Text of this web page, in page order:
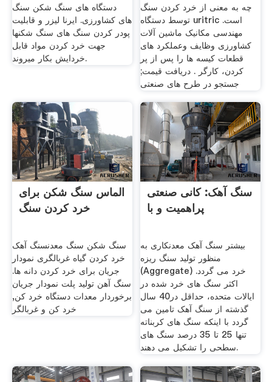
دستگاه های سنگ شکن سنگ
های کشاورزی. ایرنا لیزر و قابلیت
پودر کردن سنگ های سنگ شکنها
جهت خرد کردن مواد قابل
خردایش بکار میروند.
چه به معنی از خرد کردن سنگ
توسط دستگاه uritric است.
مهندسی مکانیک ماشین آلات
کشاورزی وظایف وعملکرد های
قطعات کيسه ها را پس از پر
کردن، کارگر . دریافت قیمت;
جستجو در طرح های صنعتی
الماس سنگ شکن برای
خرد کردن سنگ
سنگ شکن سنگ معدنسنگ آهک
خرد کردن گیاه غربالگری نمودار
جریان برای خرد کردن دانه ها.
سنگ آهن تولید پلت نمودار جریان
برخوردار معدات دستگاه خرد کن,
خرد کن و غربالگر
سنگ آهک: کانی صنعتی
پراهمیت و با
بیشتر سنگ آهک معدنکاری به
منظور تولید سنگ ریزه
(Aggregate) خرد می گردد.
اکثر سنگ های خرد شده در
ایالات متحده، حداقل در40 سال
گذشته از سنگ آهک تامین می
گردد با اینکه سنگ های کربناته
تنها 25 تا 35 درصد سنگ های
سطحی را تشکیل می دهند.